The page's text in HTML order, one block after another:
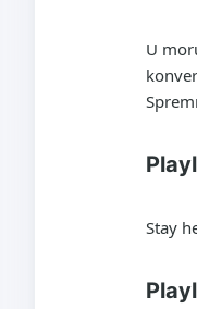
U
Stay